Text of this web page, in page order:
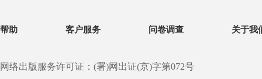
帮助 客户服务 问卷调查 关于我
网络出版服务许可证：(署)网出证(京)字第072号